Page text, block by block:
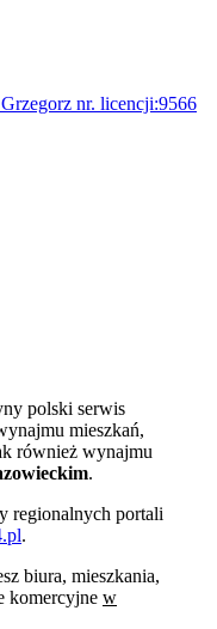
polski serwis
mieszkań,
również wynajmu
.
regionalnych portali
.
biura, mieszkania,
komercyjne w